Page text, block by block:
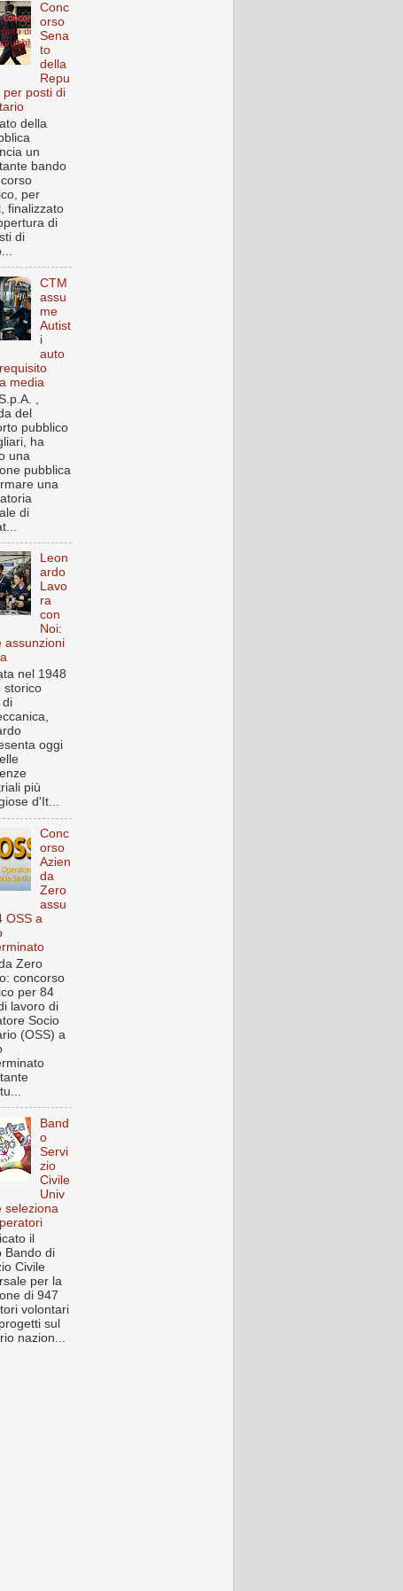
Conc
orso
Sena
to
della
Repu
per posti di
della
un
bando
per
finalizzato
di
di
CTM
assu
me
Autist
i
auto
media
,
del
pubblico
ha
una
pubblica
una
di
Leon
ardo
Lavo
ra
con
Noi:
assunzioni
nel 1948
storico
di
oggi
più
d'It...
Conc
orso
Azien
da
Zero
assu
OSS a
Zero
concorso
per 84
lavoro di
Socio
(OSS) a
Band
o
Servi
zio
Civile
Univ
seleziona
il
Bando di
Civile
per la
di 947
volontari
sul
nazion...